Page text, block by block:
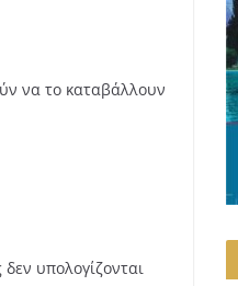
να το καταβάλλουν
υπολογίζονται